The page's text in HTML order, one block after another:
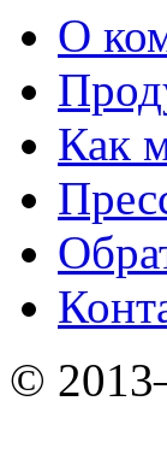
О
Как
©